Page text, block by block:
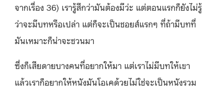
จากเรื่อง 36) เรารู้สึกว่ามันต้องมีว่ะ แต่ตอนแรกก็ยังไม่รู้
ว่าจะมีบทหรือเปล่า แต่ก็จะเป็นชอยส์แรกๆ ที่ถ้ามีบทที่
มันเหมาะก็น่าจะชวนมา
ซึ่งก็เสียดายบางคนที่อยากให้มา แต่เราไม่มีบทให้เขา
แล้วเราก็อยากให้หนังมันโอเคด้วยไม่ใช่จะเป็นหนังรวม